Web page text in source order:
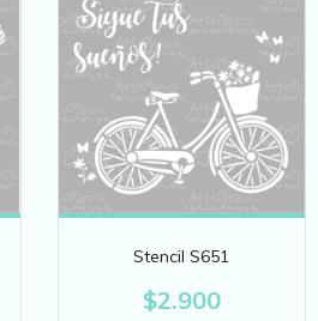
Stencil S651
$2.900